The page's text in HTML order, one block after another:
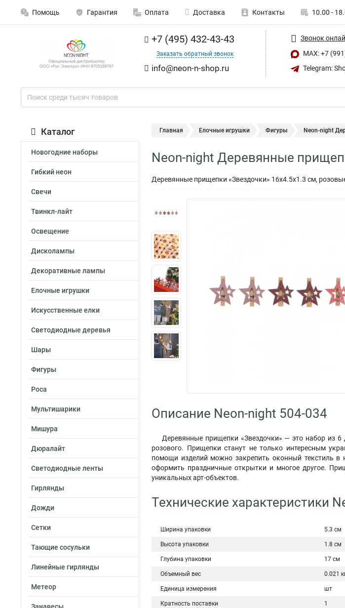
Помощь Гарантия Оплата Доставка Контакты 10.00 -
+7 (495) 432-43-43
Заказать обратный звонок
info@neon-n-shop.ru
Звонок
MAX: +7
Telegram:
Каталог
Новогодние наборы
Гибкий неон
Свечи
Твинкл-лайт
Освещение
Дисколампы
Декоративные лампы
Елочные игрушки
Искусственные елки
Светодиодные деревья
Шары
Фигуры
Роса
Мультишарики
Мишура
Дюралайт
Светодиодные ленты
Гирлянды
Дожди
Сетки
Тающие сосульки
Линейные гирлянды
Метеор
Главная Елочные игрушки Фигуры Neon-night
Neon-night Деревянные
Деревянные прищепки «Звездочки» 16x4.5x1.3 cм,
Описание Neon-night 504-034
Деревянные прищепки «Звездочки» — это набор из
розового. Прищепки станут не только интересным
помощи изделий можно закрепить оконный текстиль в
оформить праздничные открытки и многое другое.
уникальных арт-объектов.
Технические характеристики
Ширина упаковки 5.3 см
Высота упаковки 1.8 см
Глубина упаковки 17 см
Объемный вес 0.021
Единица измерения шт
Кратность поставки 1